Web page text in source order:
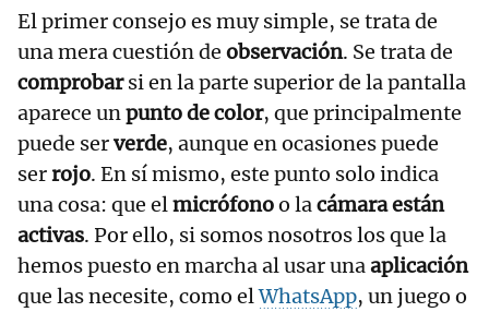
El primer consejo es muy simple, se trata de
una mera cuestión de observación. Se trata de
comprobarsi en la parte superior de la pantalla
aparece unpunto de color, que principalmente
puede serverde, aunque en ocasiones puede
serrojo. En sí mismo, este punto solo indica
una cosa: que elmicrófonoo lacámara están
activas. Por ello, si somos nosotros los que la
hemos puesto en marcha al usar unaaplicación
que las necesite, como elWhatsApp, un juego o